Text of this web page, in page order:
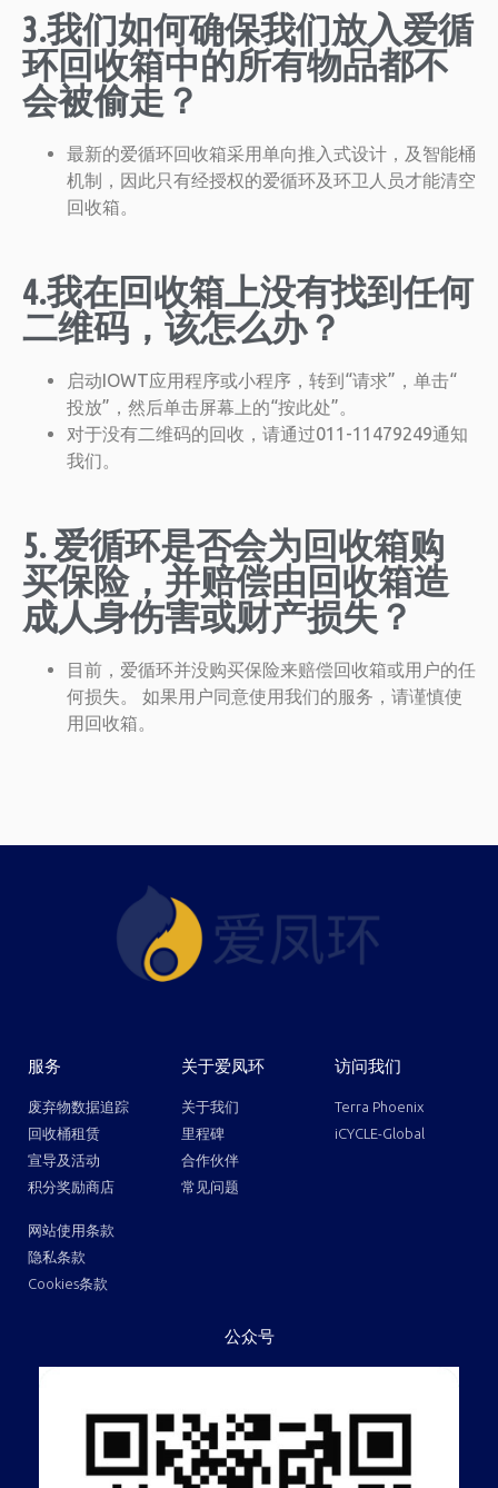
3.我们如何确保我们放入爱循
环回收箱中的所有物品都不
会被偷走？
最新的爱循环回收箱采用单向推入式设计，及智能桶
机制，因此只有经授权的爱循环及环卫人员才能清空
回收箱。
4.我在回收箱上没有找到任何
二维码，该怎么办？
启动IOWT应用程序或小程序，转到“请求”，单击“
投放”，然后单击屏幕上的“按此处”。
对于没有二维码的回收，请通过011-11479249通知
我们。
5. 爱循环是否会为回收箱购
买保险，并赔偿由回收箱造
成人身伤害或财产损失？
目前，爱循环并没购买保险来赔偿回收箱或用户的任
何损失。 如果用户同意使用我们的服务，请谨慎使
用回收箱。
服务
废弃物数据追踪
回收桶租赁
宣导及活动
积分奖励商店
关于爱凤环
关于我们
里程碑
合作伙伴
常见问题
访问我们
Terra Phoenix
iCYCLE-Global
网站使用条款
隐私条款
Cookies条款
公众号